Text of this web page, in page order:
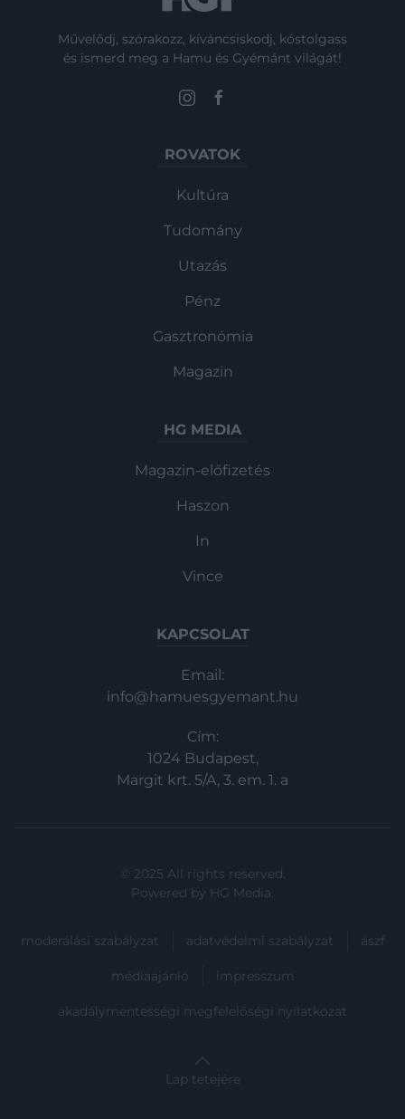
Művelődj, szórakozz, kíváncsiskodj, kóstolgass
és ismerd meg a Hamu és Gyémánt világát!
ROVATOK
Kultúra
Tudomány
Utazás
Pénz
Gasztronómia
Magazin
HG MEDIA
Magazin-előfizetés
Haszon
In
Vince
KAPCSOLAT
Email:
info@hamuesgyemant.hu
Cím:
1024 Budapest,
Margit krt. 5/A, 3. em. 1. a
© 2025 All rights reserved.
Powered by HG Media.
moderálási szabályzat adatvédelmi szabályzat ászf
médiaajánló impresszum
akadálymentességi megfelelőségi nyilatkozat
Lap tetejére